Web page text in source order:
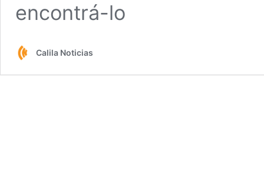
encontrá-lo
Calila Noticias